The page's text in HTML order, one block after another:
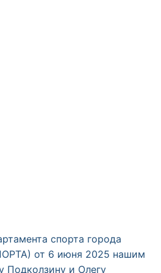
спорта города
от 6 июня 2025 нашим
Подколзину и Олегу